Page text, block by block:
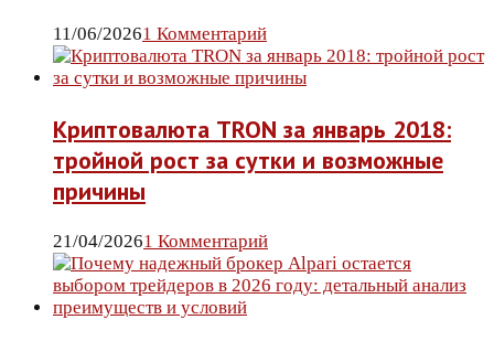
11/06/20261 Комментарий
Криптовалюта TRON за январь 2018:
тройной рост за сутки и возможные
причины
21/04/20261 Комментарий